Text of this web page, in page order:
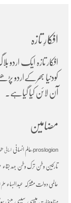
افکارِ تازہ
افکار تازہ ایک اردو
کودنیا بھرکےاردو
آن لائن کیا گیاہے۔
مضامین
proslogion ؑعالم انسانی اسانی
تارکین وطن ترک وطن جہد بقاء
عالمی دولت مشترکہ عبدالبہاء علم
مفاوضات میسی سیپی مینی